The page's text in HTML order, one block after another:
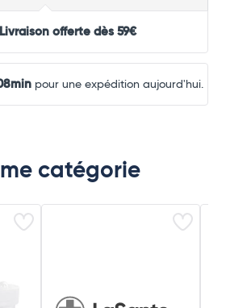
Livraison offerte dès 59€
pour une expédition aujourd'hui.
catégorie